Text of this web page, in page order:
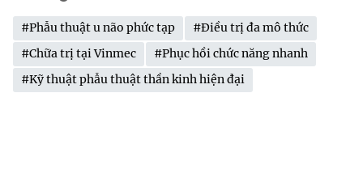
#Phẫu thuật u não phức tạp
#Điều trị đa mô thức
#Chữa trị tại Vinmec
#Phục hồi chức năng nhanh
#Kỹ thuật phẫu thuật thần kinh hiện đại